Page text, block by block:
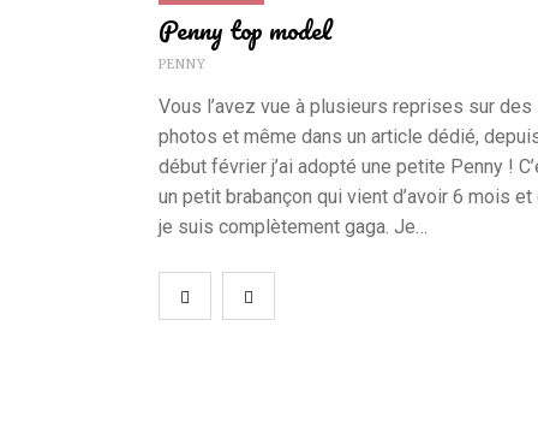
Penny top model
PENNY
Vous l’avez vue à plusieurs reprises sur des
photos et même dans un article dédié,
début février j’ai adopté une petite Penny !
un petit brabançon qui vient d’avoir 6 mois et
je suis complètement gaga. Je…